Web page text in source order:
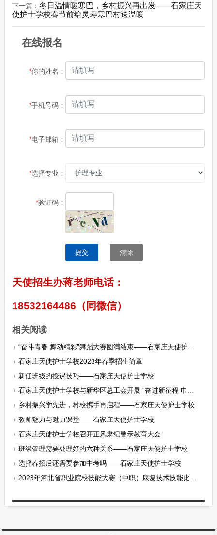
下一篇： 冬日温情暖寒巴，乡村振兴再出发——石家庄天
使护士学校春节前给灵寿寒巴村送温暖
在线报名
*你的姓名：
*手机号码：
*电子邮箱：
*选择专业：
*验证码：
提交 清除
天使招生办蒋老师电话：
18532164486（同微信）
相关阅读
“奋斗青春 舞动精彩”舞蹈大赛圆满结束——石家庄天使护士学校
石家庄天使护士学校2023年春季招生简章
新任班级的授课技巧——石家庄天使护士学校
石家庄天使护士学校与新华区总工会开展 “奋进新征程 巾帼绽芳华——巾帼劳模进校园”活动
乡村振兴学先进，村校携手再启程——石家庄天使护士学校
教师魅力与魅力课堂——石家庄天使护士学校
石家庄天使护士学校召开正风肃纪警示教育大会
班级管理需要处理好的六种关系——石家庄天使护士学校
选择春招后还需要参加中考吗——石家庄天使护士学校
2023年河北省职业院校技能大赛（中职）康复技术技能比赛在我校圆满闭幕